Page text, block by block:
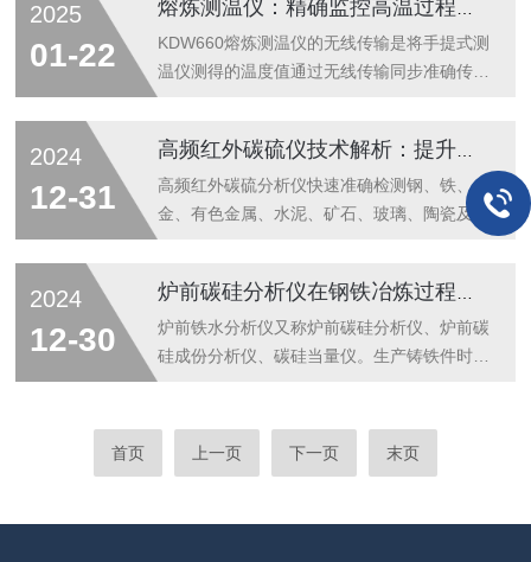
示功能，提示用户及时按需维护仪器。
2025
01-22
KDW660熔炼测温仪的无线传输是将手提式测
温仪测得的温度值通过无线传输同步准确传输
件、并采取多种处理，使仪表长期稳定工作。
该仪表与相适应的热电偶配套可在多种熔炼场
合进行精密测温。
2024
12-31
高频红外碳硫分析仪快速准确检测钢、铁、合
金、有色金属、水泥、矿石、玻璃、陶瓷及其
2024
12-30
炉前铁水分析仪又称炉前碳硅分析仪、炉前碳
硅成份分析仪、碳硅当量仪。生产铸铁件时,
时,碳当量对铸铁金相组织、铸造性能和机械
据。
首页 上一页 下一页 末页